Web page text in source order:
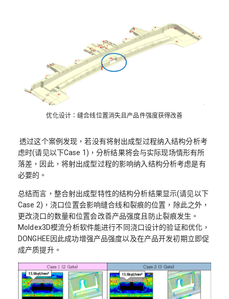
优化设计：缝合线位置消失且产品件强度获得改善
透过这个案例发现，若没有将射出成型过程纳入结构分析考
虑时(请见以下Case 1)，分析结果将会与实际现场情形有所
落差，因此，将射出成型过程的影响纳入结构分析考虑是有
必要的。
总结而言，整合射出成型特性的结构分析结果显示(请见以下
Case 2)，浇口位置会影响缝合线和裂痕的位置，除此之外，
更改浇口的数量和位置会改善产品强度且防止裂痕发生。
Moldex3D模流分析软件能进行不同浇口设计的验证和优化，
DONGHEE因此成功增强产品强度以及在产品开发初期立即促
成产质提升。